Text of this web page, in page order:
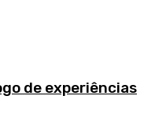
de experiências